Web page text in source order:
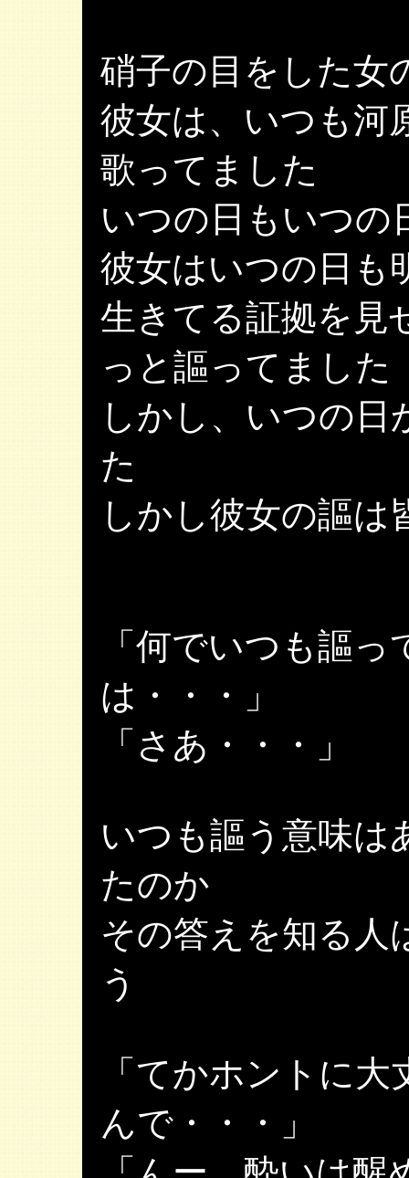
硝子の目をした女
彼女は、いつも河
歌ってました
いつの日もいつの
彼女はいつの日も
生きてる証拠を見
っと謳ってました
しかし、いつの日
た
しかし彼女の謳は
「何でいつも謳
は・・・」
「さあ・・・」
いつも謳う意味は
たのか
その答えを知る人
う
「てかホントに
んで・・・」